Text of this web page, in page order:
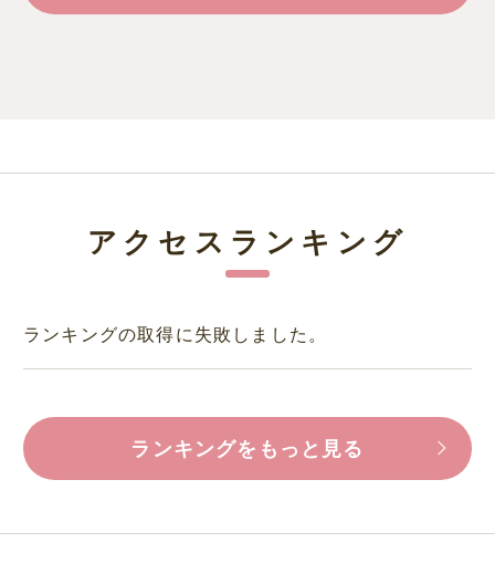
アクセスランキング
ランキングの取得に失敗しました。
ランキングをもっと見る